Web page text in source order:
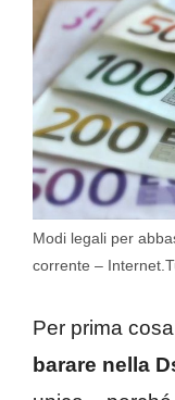
Modi legali per
corrente –
Per prima cosa
barare nella